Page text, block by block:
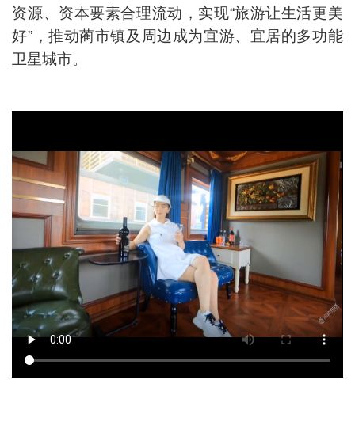
资源、资本要素合理流动，实现“旅游让生活更美
好”，推动蔺市镇及周边成为宜游、宜居的多功能
卫星城市。